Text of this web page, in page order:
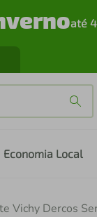
até
Economia Local
Vichy Dercos